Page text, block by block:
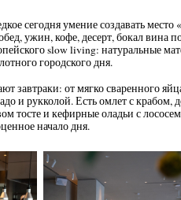
сегодня умение создавать
ужин, кофе, десерт, бокал вина
slow living: натуральные
городского дня.
завтраки: от мягко сваренного
и рукколой. Есть омлет с
тосте и кефирные оладьи с
начало дня.